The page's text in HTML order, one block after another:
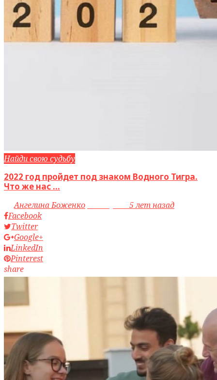
Найди свою судьбу
2022 год пройдет под знаком Водного Тигра.
Что же нас ...
byАнгелина Боженко
5 лет назад
Facebook
Twitter
Google+
LinkedIn
Pinterest
share